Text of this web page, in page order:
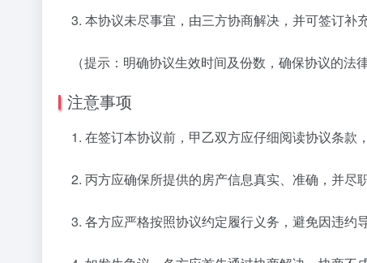
3. 本协议未尽事宜，由三方协商解决，并可签订补
（提示：明确协议生效时间及份数，确保协议的法律
注意事项
1. 在签订本协议前，甲乙双方应仔细阅读协议条款
2. 丙方应确保所提供的房产信息真实、准确，并尽
3. 各方应严格按照协议约定履行义务，避免因违约导